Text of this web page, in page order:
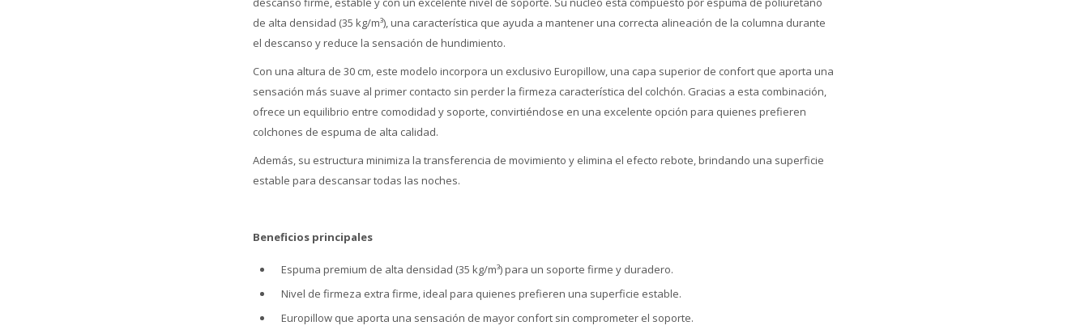
de alta densidad (35 kg/m³), una característica que ayuda a mantener una correcta alineación de la columna durante
el descanso y reduce la sensación de hundimiento.
Con una altura de 30 cm, este modelo incorpora un exclusivo Europillow, una capa superior de confort que aporta una
sensación más suave al primer contacto sin perder la firmeza característica del colchón. Gracias a esta combinación,
ofrece un equilibrio entre comodidad y soporte, convirtiéndose en una excelente opción para quienes prefieren
colchones de espuma de alta calidad.
Además, su estructura minimiza la transferencia de movimiento y elimina el efecto rebote, brindando una superficie
estable para descansar todas las noches.
Beneficios principales
Espuma premium de alta densidad (35 kg/m³) para un soporte firme y duradero.
Nivel de firmeza extra firme, ideal para quienes prefieren una superficie estable.
Europillow que aporta una sensación de mayor confort sin comprometer el soporte.